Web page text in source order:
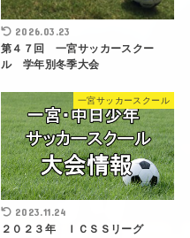
2026.03.23
第４７回 一宮サッカースクー
ル 学年別冬季大会
一宮サッカースクール
2023.11.24
２０２３年 ＩＣＳＳリーグ